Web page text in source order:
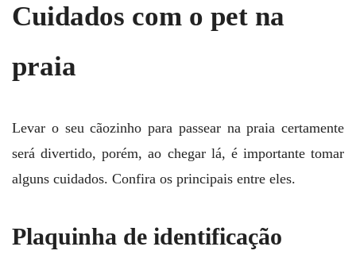
Cuidados com o pet na
praia
Levar o seu cãozinho para passear na praia certamente
será divertido, porém, ao chegar lá, é importante tomar
alguns cuidados. Confira os principais entre eles.
Plaquinha de identificação